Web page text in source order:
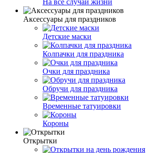
Аксессуары для праздников
Детские маски
Колпачки для праздника
Очки для праздника
Обручи для праздника
Временные татуировки
Короны
Открытки